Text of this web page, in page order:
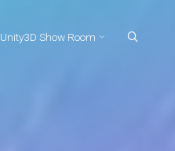
Unity3D Show Room